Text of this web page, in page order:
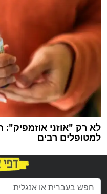
לא רק "אוזני
למטופלים רבים